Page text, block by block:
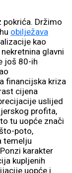
pokrića. Držimo
obilježava
kao
glavni
još 80-ih
financijska kriza
cijena
uslijed
profita,
tu uopće znači
poto,
temelju
karakter
kupljenih
uopće i